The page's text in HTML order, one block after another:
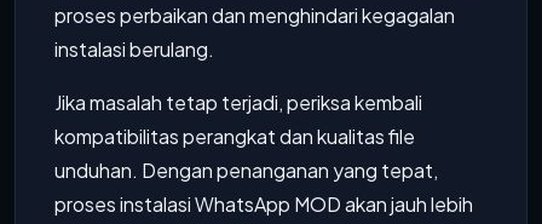
proses perbaikan dan menghindari kegagalan
instalasi berulang.
Jika masalah tetap terjadi, periksa kembali
kompatibilitas perangkat dan kualitas file
unduhan. Dengan penanganan yang tepat,
proses instalasi WhatsApp MOD akan jauh lebih